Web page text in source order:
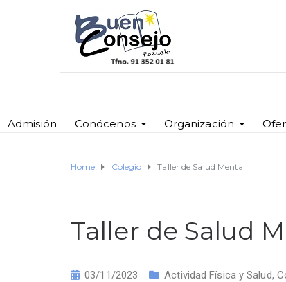
Admisión Conócenos Organización
Home Colegio Taller de Salud Mental
Taller de Salud
03/11/2023 Actividad Física y Salud,